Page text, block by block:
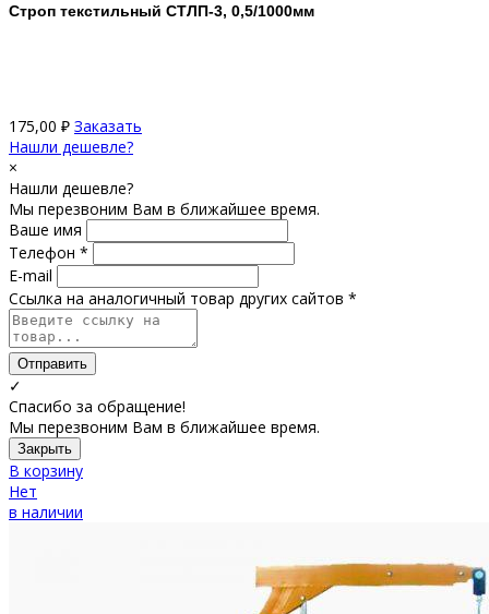
Строп текстильный СТЛП-3, 0,5/1000мм
175,00 ₽ Заказать
Нашли дешевле?
×
Нашли дешевле?
Мы перезвоним Вам в ближайшее время.
Ваше имя
Телефон *
E-mail
Ссылка на аналогичный товар других сайтов *
Отправить
✓
Спасибо за обращение!
Мы перезвоним Вам в ближайшее время.
Закрыть
В корзину
Нет
в наличии